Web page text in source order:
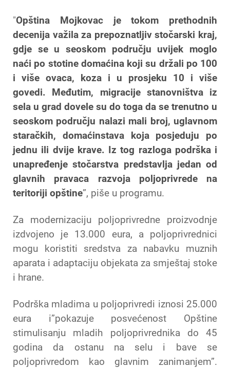
"Opština Mojkovac je tokom prethodnih
decenija važila za prepoznatljiv stočarski kraj,
gdje se u seoskom području uvijek moglo
naći po stotine domaćina koji su držali po 100
i više ovaca, koza i u prosjeku 10 i više
govedi. Međutim, migracije stanovništva iz
sela u grad dovele su do toga da se trenutno u
seoskom području nalazi mali broj, uglavnom
staračkih, domaćinstava koja posjeduju po
jednu ili dvije krave. Iz tog razloga podrška i
unapređenje stočarstva predstavlja jedan od
glavnih pravaca razvoja poljoprivrede na
teritoriji opštine”, piše u programu.
Za modernizaciju poljoprivredne proizvodnje
izdvojeno je 13.000 eura, a poljoprivrednici
mogu koristiti sredstva za nabavku muznih
aparata i adaptaciju objekata za smještaj stoke
i hrane.
Podrška mladima u poljoprivredi iznosi 25.000
eura i”pokazuje posvećenost Opštine
stimulisanju mladih poljoprivrednika do 45
godina da ostanu na selu i bave se
poljoprivredom kao glavnim zanimanjem”.